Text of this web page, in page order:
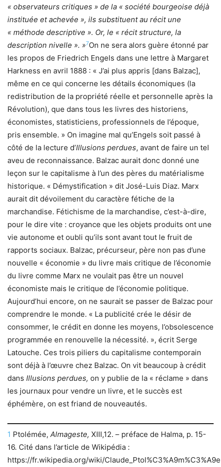
« observateurs critiques » de la « société bourgeoise déjà
instituée et achevée », ils substituent au récit une
« méthode descriptive ». Or, le « récit structure, la
description nivelle ». »7On ne sera alors guère étonné par
les propos de Friedrich Engels dans une lettre à Margaret
Harkness en avril 1888 : « J’ai plus appris [dans Balzac],
même en ce qui concerne les détails économiques (la
redistribution de la propriété réelle et personnelle après la
Révolution), que dans tous les livres des historiens,
économistes, statisticiens, professionnels de l’époque,
pris ensemble. » On imagine mal qu’Engels soit passé à
côté de la lecture d’Illusions perdues, avant de faire un tel
aveu de reconnaissance. Balzac aurait donc donné une
leçon sur le capitalisme à l’un des pères du matérialisme
historique. « Démystification » dit José-Luis Diaz. Marx
aurait dit dévoilement du caractère fétiche de la
marchandise. Fétichisme de la marchandise, c’est-à-dire,
pour le dire vite : croyance que les objets produits ont une
vie autonome et oubli qu’ils sont avant tout le fruit de
rapports sociaux. Balzac, précurseur, père non pas d’une
nouvelle « économie » du livre mais critique de l’économie
du livre comme Marx ne voulait pas être un nouvel
économiste mais le critique de l’économie politique.
Aujourd’hui encore, on ne saurait se passer de Balzac pour
comprendre le monde. « La publicité crée le désir de
consommer, le crédit en donne les moyens, l’obsolescence
programmée en renouvelle la nécessité. », écrit Serge
Latouche. Ces trois piliers du capitalisme contemporain
sont déjà à l’œuvre chez Balzac. On vit beaucoup à crédit
dans Illusions perdues, on y publie de la « réclame » dans
les journaux pour vendre un livre, et le succès est
éphémère, on est friand de nouveautés.
1 Ptolémée, Almageste, XIII,12. – préface de Halma, p. 15-
16. Cité dans l’article de Wikipédia :
https://fr.wikipedia.org/wiki/Claude_Ptol%C3%A9m%C3%A9e